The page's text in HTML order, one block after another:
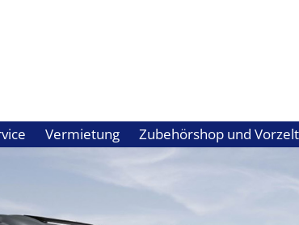
Vermietung Zubehörshop und